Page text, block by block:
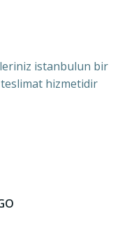
istanbulun bir
teslimat hizmetidir